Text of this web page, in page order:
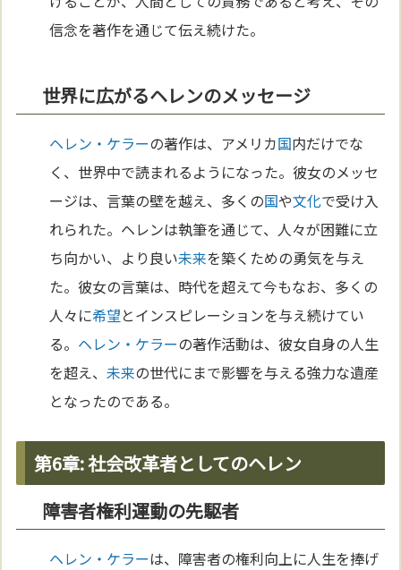
信念を著作を通じて伝え続けた。
世界に広がるヘレンのメッセージ
ヘレン・ケラーの著作は、アメリカ国内だけでな
く、世界中で読まれるようになった。彼女のメッセ
ージは、言葉の壁を越え、多くの国や文化で受け入
れられた。ヘレンは執筆を通じて、人々が困難に立
ち向かい、より良い未来を築くための勇気を与え
た。彼女の言葉は、時代を超えて今もなお、多くの
人々に希望とインスピレーションを与え続けてい
る。 ヘレン・ケラーの著作活動は、彼女自身の人生
を超え、未来の世代にまで影響を与える強力な遺産
となったのである。
第6章: 社会改革者としてのヘレン
障害者権利運動の先駆者
ヘレン・ケラーは、障害者の権利向上に人生を捧げ